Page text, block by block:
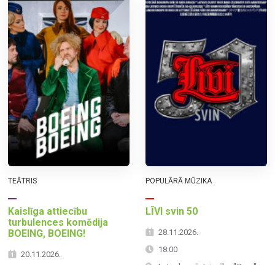
TEĀTRIS
Kaislīga attiecību
turbulences komēdija
BOEING, BOEING!
20.11.2026.
POPULĀRĀ MŪZIKA
LĪVI svin 50
28.11.2026.
18:00